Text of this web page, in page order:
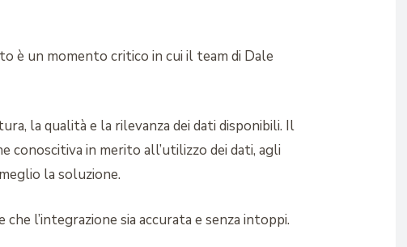
è un momento critico in cui il team di Dale
la qualità e la rilevanza dei dati disponibili. Il
conoscitiva in merito all’utilizzo dei dati, agli
la soluzione.
l’integrazione sia accurata e senza intoppi.